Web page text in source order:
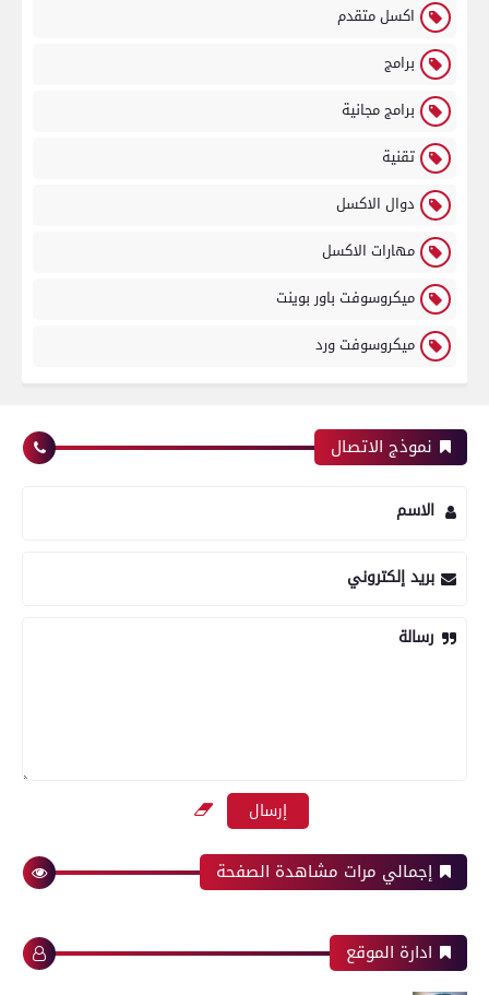
اكسل متقدم
برامج
برامج مجانية
تقنية
دوال الاكسل
مهارات الاكسل
ميكروسوفت باور بوينت
ميكروسوفت ورد
نموذج الاتصال
الاسم
بريد إلكتروني
رسالة
إجمالي مرات مشاهدة الصفحة
ادارة الموقع